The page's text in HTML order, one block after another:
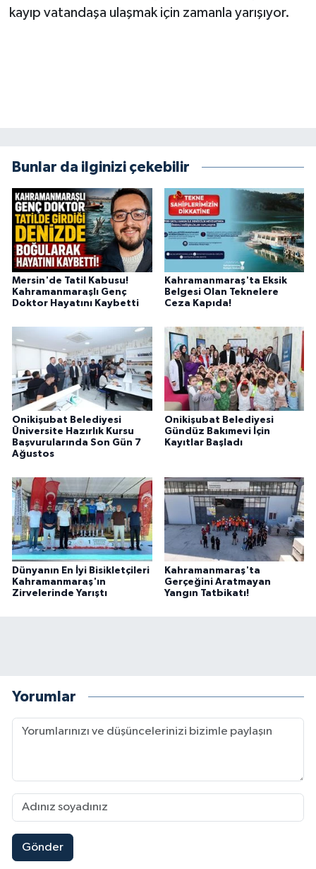
kayıp vatandaşa ulaşmak için zamanla yarışıyor.
Bunlar da ilginizi çekebilir
Mersin'de Tatil Kabusu!
Kahramanmaraşlı Genç
Doktor Hayatını Kaybetti
Kahramanmaraş'ta Eksik
Belgesi Olan Teknelere
Ceza Kapıda!
Onikişubat Belediyesi
Üniversite Hazırlık Kursu
Başvurularında Son Gün 7
Ağustos
Onikişubat Belediyesi
Gündüz Bakımevi İçin
Kayıtlar Başladı
Dünyanın En İyi Bisikletçileri
Kahramanmaraş'ın
Zirvelerinde Yarıştı
Kahramanmaraş'ta
Gerçeğini Aratmayan
Yangın Tatbikatı!
Yorumlar
Gönder
19:49 |Mersin'de Tatil Kabusu! Kahramanmaraşlı